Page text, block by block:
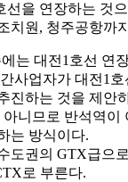
선을 연장하는 것
치원, 청주공항까
는 대전1호선 연
사업자가 대전1
진하는 것을 제안
니므로 반석역이
는 방식이다.
도권의 GTX급으
로 부른다.